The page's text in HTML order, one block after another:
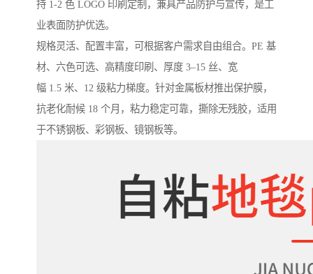
持 1-2 色 LOGO 印刷定制，兼具产品防护与宣传，是工
业表面防护优选。
规格灵活、配置丰富，可根据客户需求自由组合。PE 基
材、六色可选、高精度印刷、厚度 3–15 丝、宽
幅 1.5 米、12 级粘力梯度。针对金属板材推出保护膜，
抗老化耐候 18 个月，粘力稳定可靠，撕除无残胶，适用
于不锈钢板、彩钢板、镜钢板等。